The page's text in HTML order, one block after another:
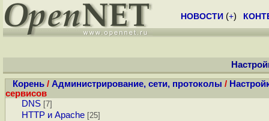
НОВОСТИ (+)
Корень / Администрирование, сети, протоколы /
сервисов
DNS [7]
HTTP и Apache [25]